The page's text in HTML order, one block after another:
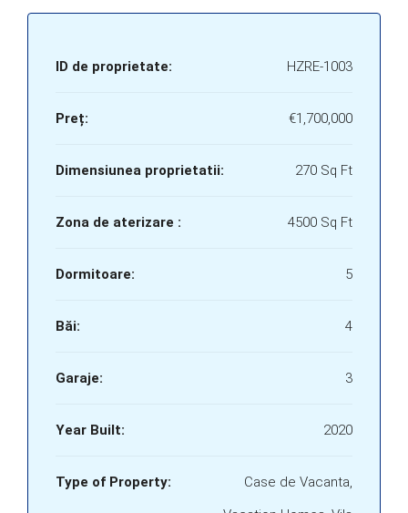
ID de proprietate: HZRE-1003
Preț: €1,700,000
Dimensiunea proprietatii: 270 Sq Ft
Zona de aterizare : 4500 Sq Ft
Dormitoare: 5
Băi: 4
Garaje: 3
Year Built: 2020
Type of Property:
Case de Vacanta,